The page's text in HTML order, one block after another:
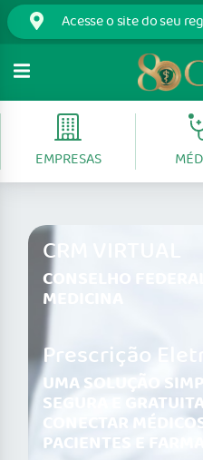
EMPRESAS
CRM VIRTUAL
CONSELHO FEDERAL
MEDICINA
Prescrição
UMA SOLUÇÃO
SEGURA E
CONECTAR
PACIENTES E